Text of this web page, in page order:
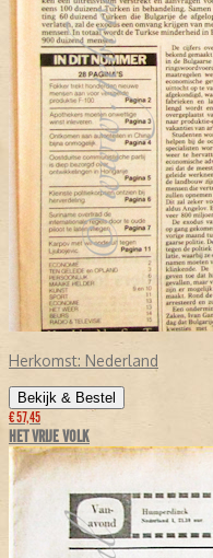
Herkomst: Nederland
Bekijk & Bestel
€ 57,45
HET VRIJE VOLK